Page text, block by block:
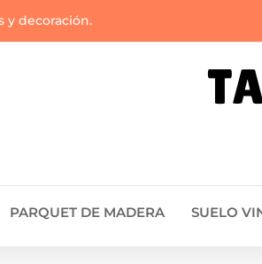
y decoración.
PARQUET DE MADERA SUELO